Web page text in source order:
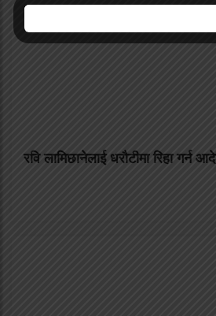
रवि लामिछानेलाई धरौटीमा रिहा गर्न